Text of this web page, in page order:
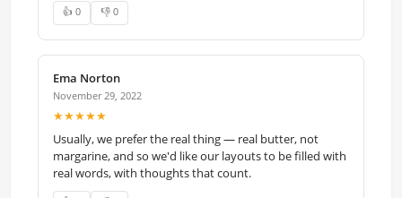
👍 0 👎 0
Ema Norton
November 29, 2022
★★★★★
Usually, we prefer the real thing — real butter, not
margarine, and so we'd like our layouts to be filled with
real words, with thoughts that count.